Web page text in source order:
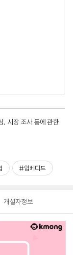
, 시장 조사 등에 관한
#임베디드
개설자정보